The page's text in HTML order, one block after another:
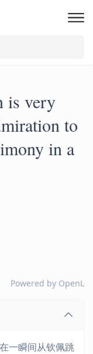
is very
to
in a
Powered by OpenL
一瞬间从钦佩跳